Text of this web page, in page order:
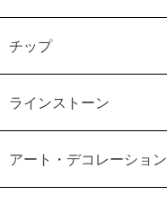
チップ
ラインストーン
アート・デコレーション